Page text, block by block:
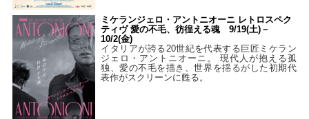
ミケランジェロ・アントニオーニ レトロスペク
ティヴ 愛の不毛、彷徨える魂 9/19(土)－
10/2(金)
イタリアが誇る20世紀を代表する巨匠ミケラン
ジェロ・アントニオーニ。 現代人が抱える孤
独、愛の不毛を描き、世界を揺るがした初期代
表作がスクリーンに甦る。